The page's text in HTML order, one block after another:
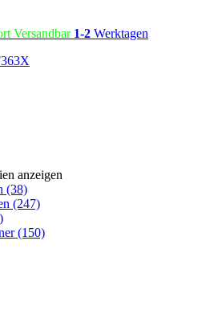
Versandbar 1-2 Werktagen
anzeigen
(38)
(247)
(150)